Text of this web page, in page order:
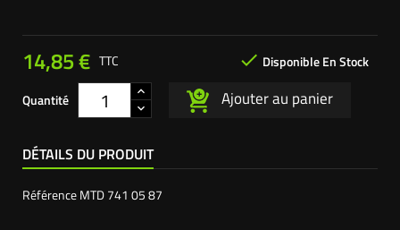
14,85 €  Disponible En Stock
TTC
Quantité Ajouter au panier
DÉTAILS DU PRODUIT
RéférenceMTD 741 05 87